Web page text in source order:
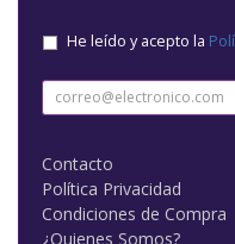
He leído y acepto la
Contacto
Política Privacidad
Condiciones de Compra
¿Quienes Somos?